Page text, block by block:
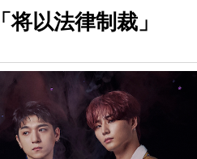
以法律制裁」